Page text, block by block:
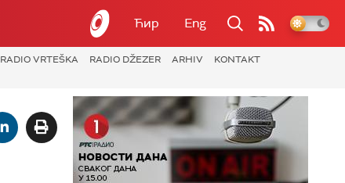
Ћир Eng
RADIO VRTEŠKA RADIO DŽEZER ARHIV
KONTAKT